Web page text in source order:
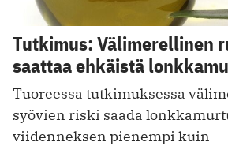
Tutkimus: Välimerellinen
saattaa ehkäistä
Tuoreessa tutkimuksessa
syövien riski saada
viidenneksen pienempi kuin